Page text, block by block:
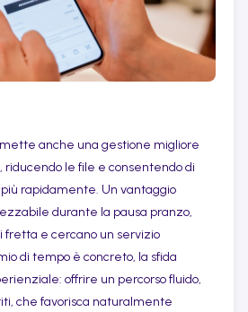
anche una gestione migliore
riducendo le file e consentendo di
rapidamente. Un vantaggio
durante la pausa pranzo,
fretta e cercano un servizio
di tempo è concreto, la sfida
offrire un percorso fluido,
che favorisca naturalmente